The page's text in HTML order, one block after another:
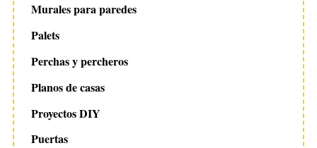
Murales para paredes
Palets
Perchas y percheros
Planos de casas
Proyectos DIY
Puertas